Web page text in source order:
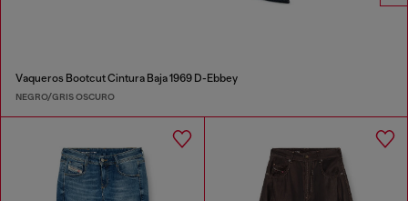
Vaqueros Bootcut Cintura Baja 1969 D-Ebbey
NEGRO/GRIS OSCURO